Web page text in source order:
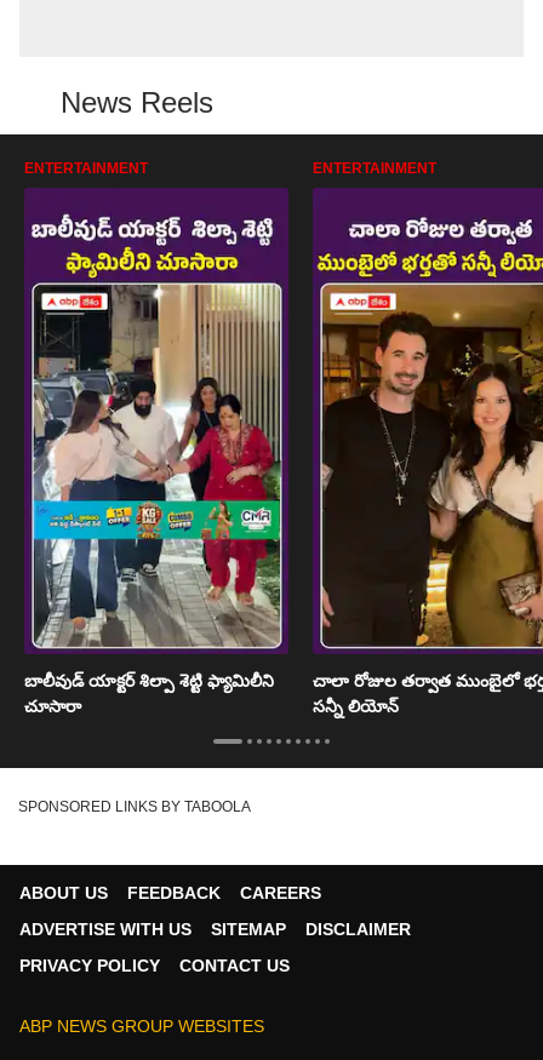
News Reels
ENTERTAINMENT
బాలీవుడ్ యాక్టర్ శిల్పా శెట్టి ఫ్యామిలీని
చూసారా
ENTERTAINMENT
చాలా రోజుల తర్వాత ముంబైలో
సన్నీ లియోన్
SPONSORED LINKS BY TABOOLA
ABOUT US FEEDBACK
CAREERS
ADVERTISE WITH US
SITEMAP
DISCLAIMER
PRIVACY POLICY
CONTACT US
ABP NEWS GROUP WEBSITES